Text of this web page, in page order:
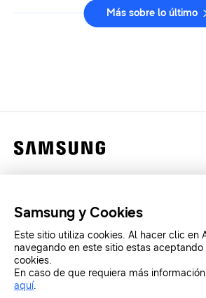
Más sobre lo último
Legales
SAMSUNG.COM
Copyright© SAMSUNG All Rights
Samsung y Cookies
Este sitio utiliza cookies. Al hacer clic en
navegando en este sitio estas
cookies.
En caso de que requiera más
aquí.